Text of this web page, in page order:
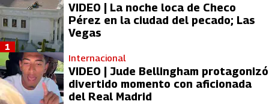
VIDEO | La noche loca de Checo
Pérez en la ciudad del pecado; Las
Vegas
1
Internacional
VIDEO | Jude Bellingham protagonizó
divertido momento con aficionada
del Real Madrid